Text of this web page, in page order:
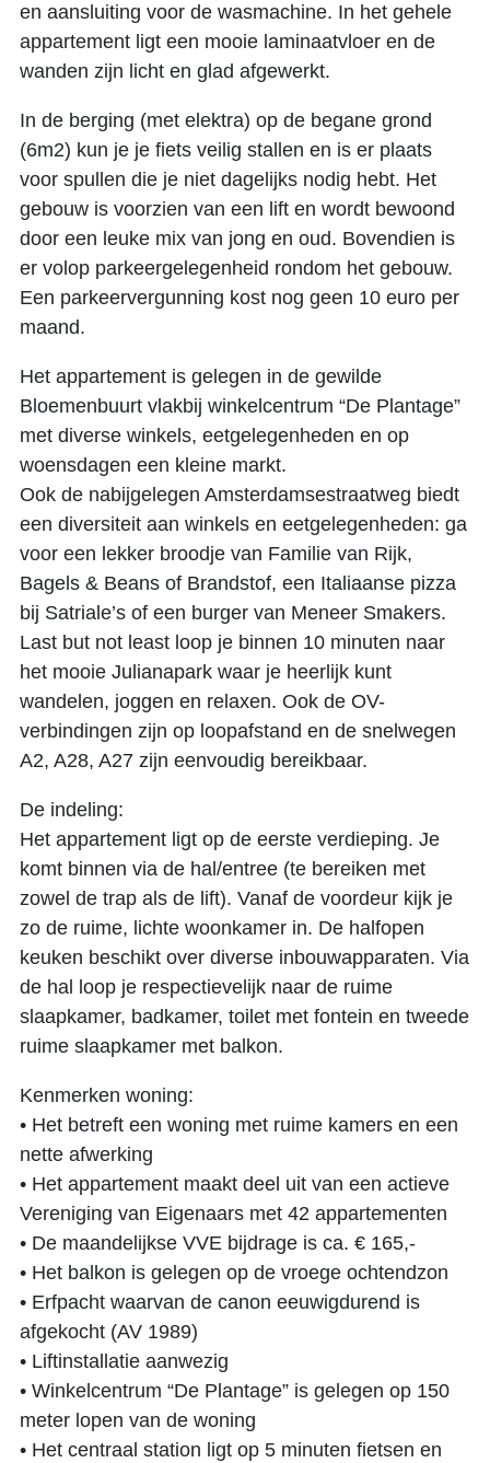
en aansluiting voor de wasmachine. In het gehele
appartement ligt een mooie laminaatvloer en de
wanden zijn licht en glad afgewerkt.
In de berging (met elektra) op de begane grond
(6m2) kun je je fiets veilig stallen en is er plaats
voor spullen die je niet dagelijks nodig hebt. Het
gebouw is voorzien van een lift en wordt bewoond
door een leuke mix van jong en oud. Bovendien is
er volop parkeergelegenheid rondom het gebouw.
Een parkeervergunning kost nog geen 10 euro per
maand.
Het appartement is gelegen in de gewilde
Bloemenbuurt vlakbij winkelcentrum “De Plantage”
met diverse winkels, eetgelegenheden en op
woensdagen een kleine markt.
Ook de nabijgelegen Amsterdamsestraatweg biedt
een diversiteit aan winkels en eetgelegenheden: ga
voor een lekker broodje van Familie van Rijk,
Bagels & Beans of Brandstof, een Italiaanse pizza
bij Satriale’s of een burger van Meneer Smakers.
Last but not least loop je binnen 10 minuten naar
het mooie Julianapark waar je heerlijk kunt
wandelen, joggen en relaxen. Ook de OV-
verbindingen zijn op loopafstand en de snelwegen
A2, A28, A27 zijn eenvoudig bereikbaar.
De indeling:
Het appartement ligt op de eerste verdieping. Je
komt binnen via de hal/entree (te bereiken met
zowel de trap als de lift). Vanaf de voordeur kijk je
zo de ruime, lichte woonkamer in. De halfopen
keuken beschikt over diverse inbouwapparaten. Via
de hal loop je respectievelijk naar de ruime
slaapkamer, badkamer, toilet met fontein en tweede
ruime slaapkamer met balkon.
Kenmerken woning:
• Het betreft een woning met ruime kamers en een
nette afwerking
• Het appartement maakt deel uit van een actieve
Vereniging van Eigenaars met 42 appartementen
• De maandelijkse VVE bijdrage is ca. € 165,-
• Het balkon is gelegen op de vroege ochtendzon
• Erfpacht waarvan de canon eeuwigdurend is
afgekocht (AV 1989)
• Liftinstallatie aanwezig
• Winkelcentrum “De Plantage” is gelegen op 150
meter lopen van de woning
• Het centraal station ligt op 5 minuten fietsen en